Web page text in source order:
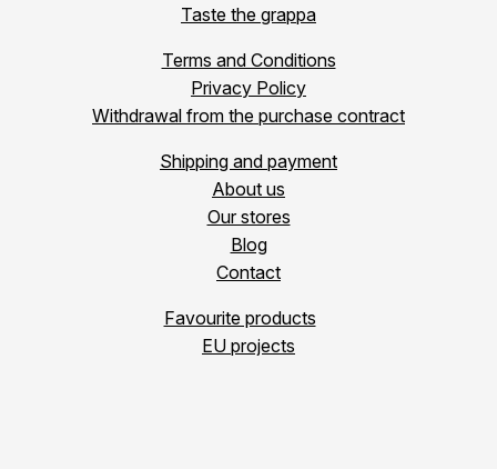
Taste the grappa
Terms and Conditions
Privacy Policy
Withdrawal from the purchase contract
Shipping and payment
About us
Our stores
Blog
Contact
Favourite products
EU projects